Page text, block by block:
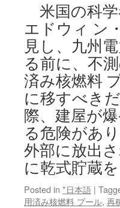
米国の科
エドウィ ン
見し、九州
る前に、不
済み核燃料
に移すべき
際、建屋が
る危険があ
外部に放出
に乾式貯蔵
Posted in *日本語 |
用済み核燃料 プール, 再